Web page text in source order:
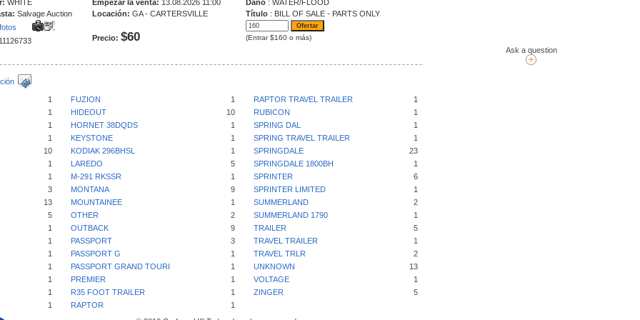
Ask a question
WHITE
Salvage Auction
Empezar la venta: 13.08.2026 11:00
Locación: GA - CARTERSVILLE
Precio: $60
Daño : WATER/FLOOD
Título : BILL OF SALE - PARTS ONLY
(Entrar $160 o más)
1 FUZION 1 RAPTOR TRAVEL TRAILER
1
1
HIDEOUT 10 RUBICON
1
1
HORNET 38DQDS 1 SPRING DAL
1
1
KEYSTONE 1 SPRING TRAVEL TRAILER
1
10
KODIAK 296BHSL 1 SPRINGDALE
23
1
LAREDO 5 SPRINGDALE 1800BH
1
1
M-291 RKSSR 1 SPRINTER
6
3
MONTANA 9 SPRINTER LIMITED
1
13
MOUNTAINEE 1 SUMMERLAND
2
5
OTHER 2 SUMMERLAND 1790
1
1
OUTBACK 9 TRAILER
5
1
PASSPORT 3 TRAVEL TRAILER
1
1
PASSPORT G 1 TRAVEL TRLR
2
1
PASSPORT GRAND TOURI 1 UNKNOWN
13
1
PREMIER 1 VOLTAGE
1
1
R35 FOOT TRAILER 1 ZINGER
5
1
RAPTOR
1